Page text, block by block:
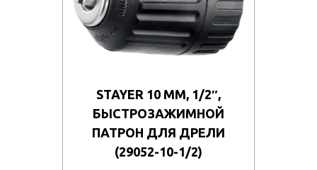
STAYER 10 ММ, 1/2″,
БЫСТРОЗАЖИМНОЙ
ПАТРОН ДЛЯ ДРЕЛИ
(29052-10-1/2)